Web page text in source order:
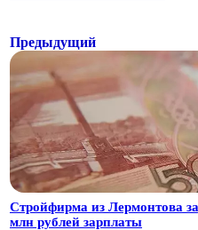
Предыдущий
Стройфирма из Лермонтова
млн рублей зарплаты